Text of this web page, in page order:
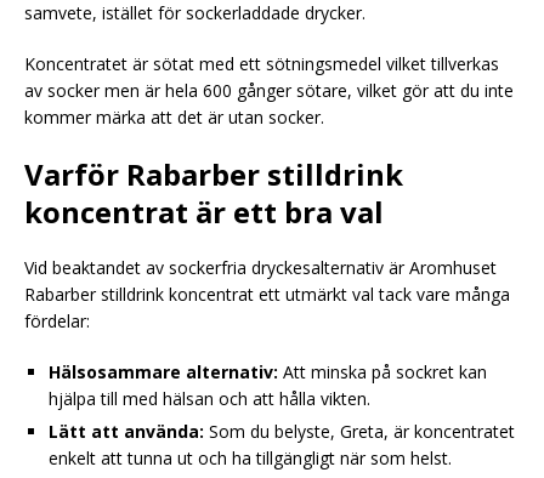
samvete, istället för sockerladdade drycker.
Koncentratet är sötat med ett sötningsmedel vilket tillverkas
av socker men är hela 600 gånger sötare, vilket gör att du inte
kommer märka att det är utan socker.
Varför Rabarber stilldrink
koncentrat är ett bra val
Vid beaktandet av sockerfria dryckesalternativ är Aromhuset
Rabarber stilldrink koncentrat ett utmärkt val tack vare många
fördelar:
Hälsosammare alternativ: Att minska på sockret kan
hjälpa till med hälsan och att hålla vikten.
Lätt att använda: Som du belyste, Greta, är koncentratet
enkelt att tunna ut och ha tillgängligt när som helst.